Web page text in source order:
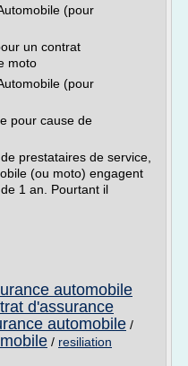
(pour
un contrat
moto
(pour
pour cause de
prestataires de service,
(ou moto) engagent
1 an. Pourtant il
automobile
d'assurance
automobile /
/ resiliation